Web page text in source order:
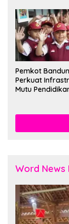
Pemkot
Perkuat
Mutu
Word News